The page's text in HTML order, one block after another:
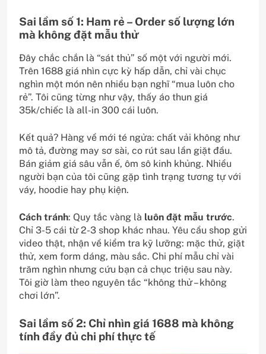
Sai lầm số 1: Ham rẻ – Order số lượng lớn
mà không đặt mẫu thử
Đây chắc chắn là “sát thủ” số một với người mới.
Trên 1688 giá nhìn cực kỳ hấp dẫn, chỉ vài chục
nghìn một món nên nhiều bạn nghĩ “mua luôn cho
rẻ”. Tôi cũng từng như vậy, thấy áo thun giá
35k/chiếc là all-in 300 cái luôn.
Kết quả? Hàng về mới té ngửa: chất vải không như
mô tả, đường may sơ sài, co rút sau lần giặt đầu.
Bán giảm giá sâu vẫn ế, ôm sô kinh khủng. Nhiều
người bạn của tôi cũng gặp tình trạng tương tự với
váy, hoodie hay phụ kiện.
Cách tránh: Quy tắc vàng là luôn đặt mẫu trước.
Chỉ 3-5 cái từ 2-3 shop khác nhau. Yêu cầu shop gửi
video thật, nhận về kiểm tra kỹ lưỡng: mặc thử, giặt
thử, xem form dáng, màu sắc. Chi phí mẫu chỉ vài
trăm nghìn nhưng cứu bạn cả chục triệu sau này.
Tôi giờ làm theo nguyên tắc “không thử – không
chơi lớn”.
Sai lầm số 2: Chỉ nhìn giá 1688 mà không
tính đầy đủ chi phí thực tế